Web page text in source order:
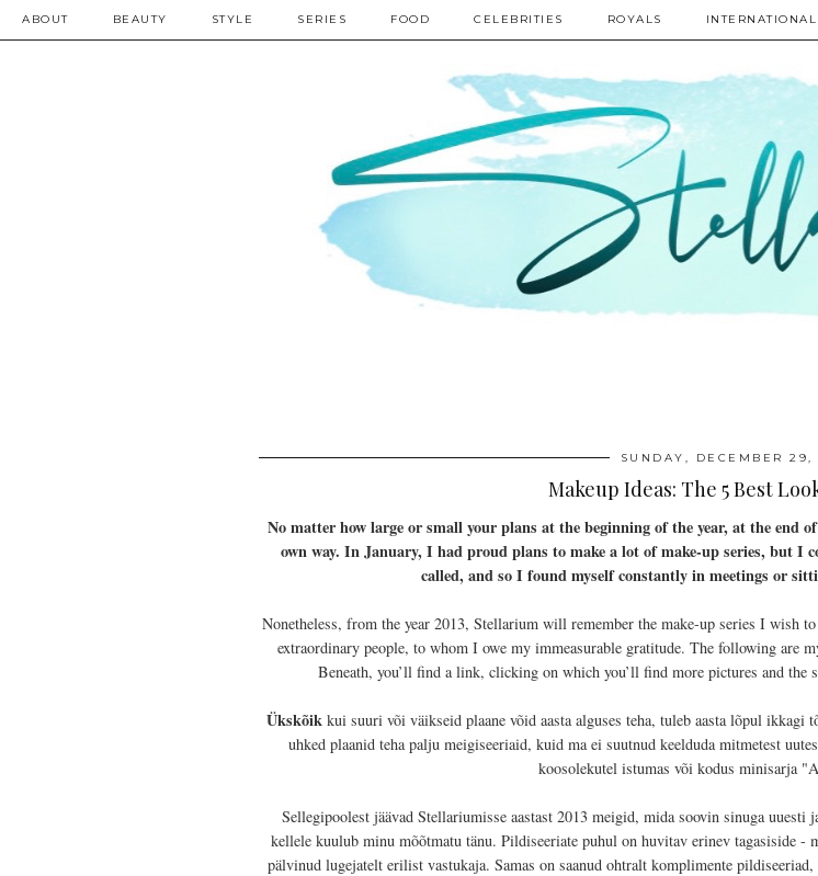
ABOUT BEAUTY STYLE SERIES FOOD CELEBRITIES ROYALS
SUNDAY, DECEMBER 29,
Makeup Ideas: The 5 Best
No matter how large or small your plans at the beginning of the year, at theend
own way. In January, I had proudplans tomake a lot ofmake-upseries, butI
called, and soI found myselfconstantlyin meetings or
Nonetheless, from the year 2013, Stellarium will remember the make-up series I wish
extraordinary people, to whom I owe my immeasurable gratitude. The following are
Beneath, you’ll find a link, clicking on which you’ll find more pictures and the
Ükskõik kui suuri või väikseid plaane võid aasta alguses teha, tuleb aasta lõpul ikkagi
uhked plaanid teha palju meigiseeriaid, kuid ma ei suutnud keelduda mitmetest
koosolekutel istumas või kodus minisarja
Sellegipoolest jäävad Stellariumisse aastast 2013 meigid, mida soovin sinuga uuesti
kellele kuulub minu mõõtmatu tänu. Pildiseeriate puhul on huvitav erinev tagasiside -
pälvinud lugejatelt erilist vastukaja. Samas on saanud ohtralt komplimente